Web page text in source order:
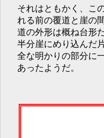
それはともかく、こ
れる前の覆道と崖の
道の外形は概ね台形
半分崖にめり込んだ
全な明かりの部分に
あったようだ。